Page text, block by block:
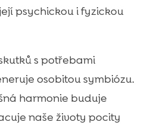
psychickou i fyzickou
s potřebami
osobitou symbiózu.
harmonie buduje
naše životy pocity